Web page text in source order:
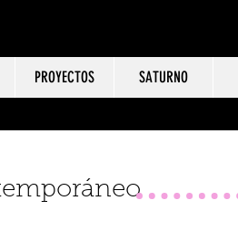
PROYECTOS SATURNO